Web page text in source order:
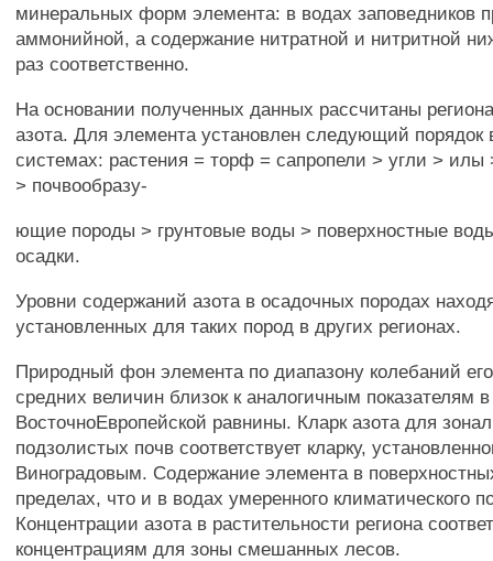
минеральных форм элемента: в водах заповедников
аммонийной, а содержание нитратной и нитритной
раз соответственно.
На основании полученных данных рассчитаны
азота. Для элемента установлен следующий порядок
системах: растения = торф = сапропели > угли >
> почвообразу-
ющие породы > грунтовые воды > поверхностные
осадки.
Уровни содержаний азота в осадочных породах
установленных для таких пород в других регионах.
Природный фон элемента по диапазону колебаний
средних величин близок к аналогичным показателям
ВосточноЕвропейской равнины. Кларк азота для
подзолистых почв соответствует кларку,
Виноградовым. Содержание элемента в
пределах, что и в водах умеренного климатического
Концентрации азота в растительности региона
концентрациям для зоны смешанных лесов.